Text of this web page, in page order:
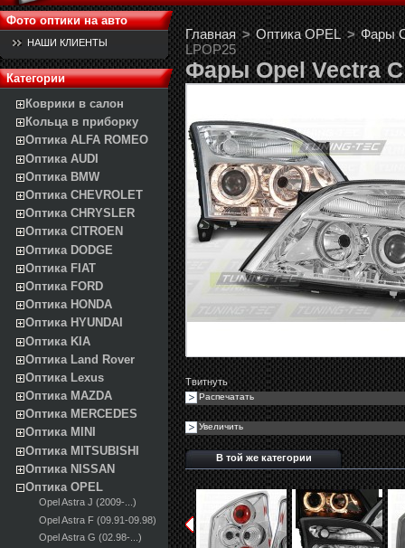
Фото оптики на авто
НАШИ КЛИЕНТЫ
Категории
Коврики в салон
Кольца в приборку
Оптика ALFA ROMEO
Оптика AUDI
Оптика BMW
Оптика CHEVROLET
Оптика CHRYSLER
Оптика CITROEN
Оптика DODGE
Оптика FIAT
Оптика FORD
Оптика HONDA
Оптика HYUNDAI
Оптика KIA
Оптика Land Rover
Оптика Lexus
Оптика MAZDA
Оптика MERCEDES
Оптика MINI
Оптика MITSUBISHI
Оптика NISSAN
Оптика OPEL
Opel Astra J (2009-...)
Opel Astra F (09.91-09.98)
Opel Astra G (02.98-...)
Главная > Оптика OPEL > Фары
LPOP25
Фары Opel Vectra С
Твитнуть
Распечатать
Увеличить
В той же категории